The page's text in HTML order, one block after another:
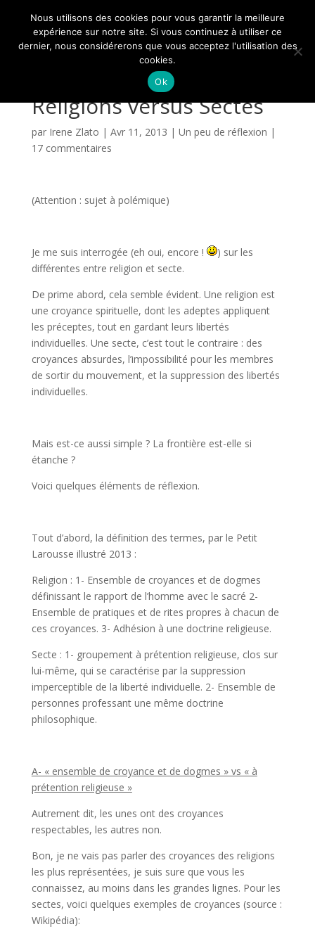
Religions versus Sectes
par Irene Zlato | Avr 11, 2013 | Un peu de réflexion |
17 commentaires
(Attention : sujet à polémique)
Je me suis interrogée (eh oui, encore !
) sur les
différentes entre religion et secte.
De prime abord, cela semble évident. Une religion est
une croyance spirituelle, dont les adeptes appliquent
les préceptes, tout en gardant leurs libertés
individuelles. Une secte, c’est tout le contraire : des
croyances absurdes, l’impossibilité pour les membres
de sortir du mouvement, et la suppression des libertés
individuelles.
Mais est-ce aussi simple ? La frontière est-elle si
étanche ?
Voici quelques éléments de réflexion.
Tout d’abord, la définition des termes, par le Petit
Larousse illustré 2013 :
Religion : 1- Ensemble de croyances et de dogmes
définissant le rapport de l’homme avec le sacré 2-
Ensemble de pratiques et de rites propres à chacun de
ces croyances. 3- Adhésion à une doctrine religieuse.
Secte : 1- groupement à prétention religieuse, clos sur
lui-même, qui se caractérise par la suppression
imperceptible de la liberté individuelle. 2- Ensemble de
personnes professant une même doctrine
philosophique.
A- « ensemble de croyance et de dogmes » vs « à
prétention religieuse »
Autrement dit, les unes ont des croyances
respectables, les autres non.
Bon, je ne vais pas parler des croyances des religions
les plus représentées, je suis sure que vous les
connaissez, au moins dans les grandes lignes. Pour les
sectes, voici quelques exemples de croyances (source :
Wikipédia):
Nous utilisons des cookies pour vous garantir la meilleure
expérience sur notre site. Si vous continuez à utiliser ce
dernier, nous considérerons que vous acceptez l'utilisation des
cookies.
Ok